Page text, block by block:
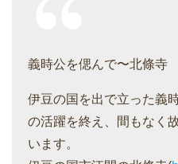
義時公を偲んで〜北條寺
伊豆の国を出で立った義
の活躍を終え、間もなく
います。